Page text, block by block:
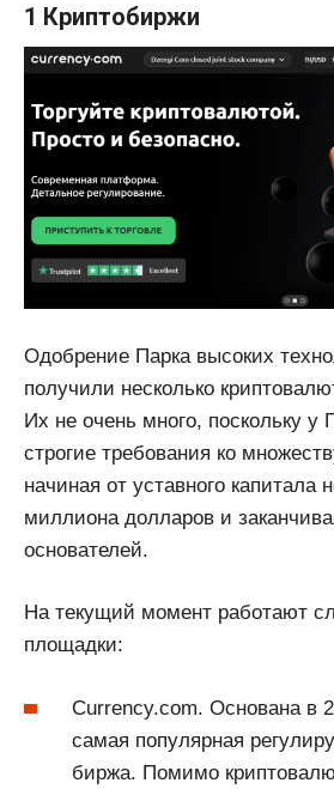
1 Криптобиржи
Одобрение Парка высоких
получили несколько
Их не очень много, поскольку у
строгие требования ко
начиная от уставного капитала
миллиона долларов и
основателей.
На текущий момент работают
площадки:
Currency.com. Основана в
самая популярная
биржа. Помимо